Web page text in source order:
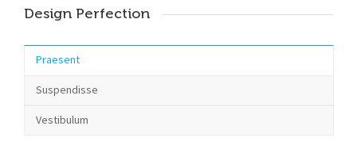
Design Perfection
Praesent
Suspendisse
Vestibulum